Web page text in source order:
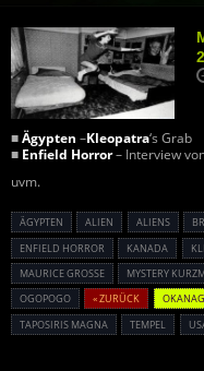
■Ägypten –Kleopatra‘s Grab
■ Enfield Horror– Interview
uvm.
ÄGYPTEN ALIEN ALIENS
ENFIELD HORROR
KANADA
MAURICE GROSSE
MYSTERY
OGOPOGO
« ZURÜCK
TAPOSIRIS MAGNA
TEMPEL